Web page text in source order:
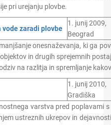
pri urejanju plovbe.
zaradi plovbe
1. junij 2009,
Beograd
onesnaževanja, ki ga
in drugih sprejemnih
na razlitja in spremljanje
1. junij 2010,
Gradiška
varstva pred poplavami
ustreznih ukrepov in